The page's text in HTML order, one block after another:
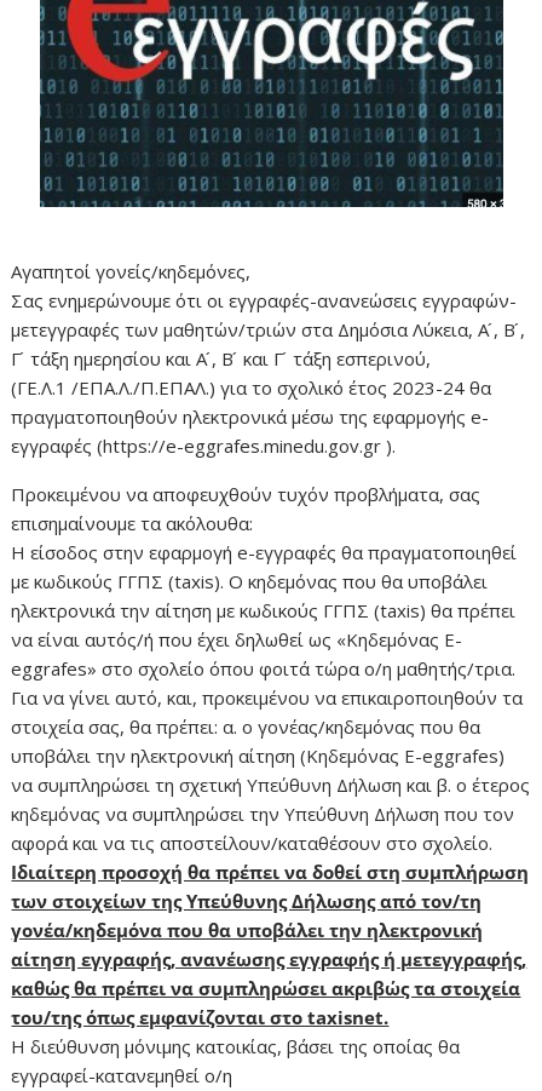
Αγαπητοί γονείς/κηδεμόνες,
Σας ενημερώνουμε ότι οι εγγραφές-ανανεώσεις εγγραφών-
μετεγγραφές των μαθητών/τριών στα Δημόσια Λύκεια, Α ́, Β ́,
Γ ́ τάξη ημερησίου και Α ́, Β ́ και Γ ́ τάξη εσπερινού,
(ΓΕ.Λ.1 /ΕΠΑ.Λ./Π.ΕΠΑΛ.) για το σχολικό έτος 2023-24 θα
πραγματοποιηθούν ηλεκτρονικά μέσω της εφαρμογής e-
εγγραφές (https://e-eggrafes.minedu.gov.gr ).
Προκειμένου να αποφευχθούν τυχόν προβλήματα, σας
επισημαίνουμε τα ακόλουθα:
Η είσοδος στην εφαρμογή e-εγγραφές θα πραγματοποιηθεί
με κωδικούς ΓΓΠΣ (taxis). Ο κηδεμόνας που θα υποβάλει
ηλεκτρονικά την αίτηση με κωδικούς ΓΓΠΣ (taxis) θα πρέπει
να είναι αυτός/ή που έχει δηλωθεί ως «Κηδεμόνας E-
eggrafes» στο σχολείο όπου φοιτά τώρα ο/η μαθητής/τρια.
Για να γίνει αυτό, και, προκειμένου να επικαιροποιηθούν τα
στοιχεία σας, θα πρέπει: α. ο γονέας/κηδεμόνας που θα
υποβάλει την ηλεκτρονική αίτηση (Κηδεμόνας E-eggrafes)
να συμπληρώσει τη σχετική Υπεύθυνη Δήλωση και β. ο έτερος
κηδεμόνας να συμπληρώσει την Υπεύθυνη Δήλωση που τον
αφορά και να τις αποστείλουν/καταθέσουν στο σχολείο.
Ιδιαίτερη προσοχή θα πρέπει να δοθεί στη συμπλήρωση
των στοιχείων της Υπεύθυνης Δήλωσης από τον/τη
γονέα/κηδεμόνα που θα υποβάλει την ηλεκτρονική
αίτηση εγγραφής, ανανέωσης εγγραφής ή μετεγγραφής,
καθώς θα πρέπει να συμπληρώσει ακριβώς τα στοιχεία
του/της όπως εμφανίζονται στο taxisnet.
Η διεύθυνση μόνιμης κατοικίας, βάσει της οποίας θα
εγγραφεί-κατανεμηθεί ο/η